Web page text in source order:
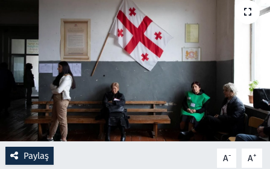
Paylaş A- A+
Rüya Tabirleri
Sağlık
Savunma Sanayi
Seçim 2023
Spor